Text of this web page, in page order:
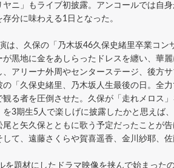
ヤニ」もライブ初披露。アンコールでは自
分に味わえる1日となった。
は、久保の「乃木坂46久保史緒里卒業コ
が黒地に金をあしらったドレスを纏い、華
、アリーナ外周やセンターステージ、後方
の「久保史緒里、乃木坂人生最後の日。全
観る者を圧倒させた。久保が「走れメロス
を3期生5人で楽しげに披露したかと思えば
尾と矢久保とともに歌う予定だったことが
して、遠藤さくらや賀喜遥香、金川紗耶、
を題材にしたドラマ映像を挟んで始まった